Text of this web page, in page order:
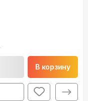
В корзину